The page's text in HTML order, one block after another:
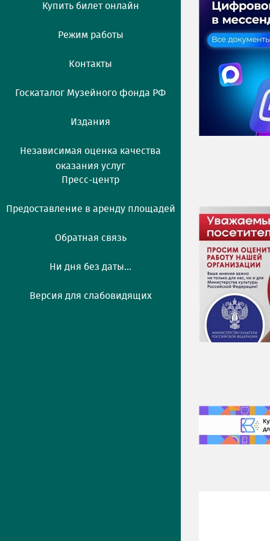
Купить билет онлайн
Режим работы
Контакты
Госкаталог Музейного фонда РФ
Издания
Независимая оценка качества
оказания услуг
Пресс-центр
Предоставление в аренду площадей
Обратная связь
Ни дня без даты...
Версия для слабовидящих